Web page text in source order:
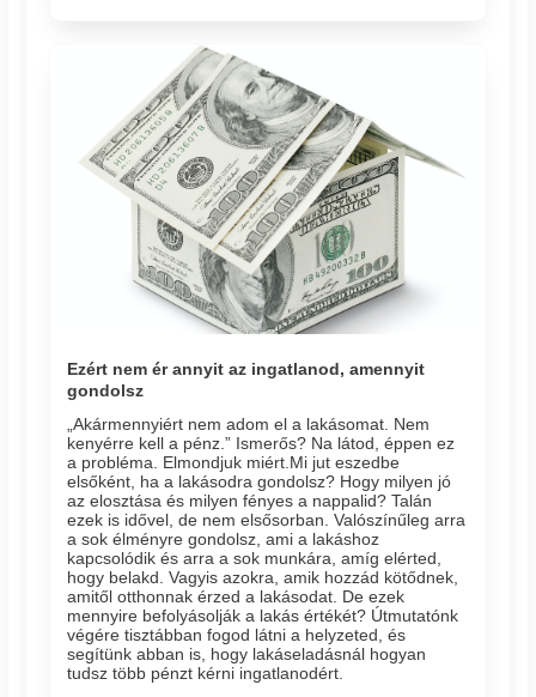
Ezért nem ér annyit az ingatlanod, amennyit
gondolsz
„Akármennyiért nem adom el a lakásomat. Nem
kenyérre kell a pénz.” Ismerős? Na látod, éppen ez
a probléma. Elmondjuk miért.Mi jut eszedbe
elsőként, ha a lakásodra gondolsz? Hogy milyen jó
az elosztása és milyen fényes a nappalid? Talán
ezek is idővel, de nem elsősorban. Valószínűleg arra
a sok élményre gondolsz, ami a lakáshoz
kapcsolódik és arra a sok munkára, amíg elérted,
hogy belakd. Vagyis azokra, amik hozzád kötődnek,
amitől otthonnak érzed a lakásodat. De ezek
mennyire befolyásolják a lakás értékét? Útmutatónk
végére tisztábban fogod látni a helyzeted, és
segítünk abban is, hogy lakáseladásnál hogyan
tudsz több pénzt kérni ingatlanodért.